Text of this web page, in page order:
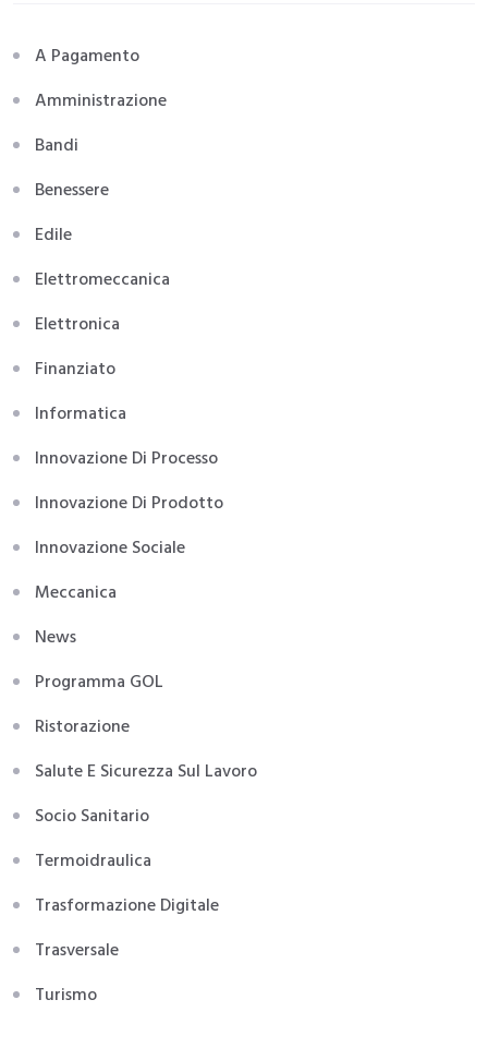
A Pagamento
Amministrazione
Bandi
Benessere
Edile
Elettromeccanica
Elettronica
Finanziato
Informatica
Innovazione Di Processo
Innovazione Di Prodotto
Innovazione Sociale
Meccanica
News
Programma GOL
Ristorazione
Salute E Sicurezza Sul Lavoro
Socio Sanitario
Termoidraulica
Trasformazione Digitale
Trasversale
Turismo